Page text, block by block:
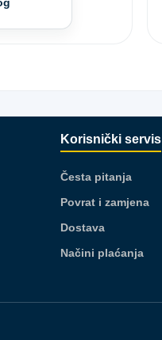
Korisnički servis
Česta pitanja
Povrat i zamjena
Dostava
Načini plaćanja